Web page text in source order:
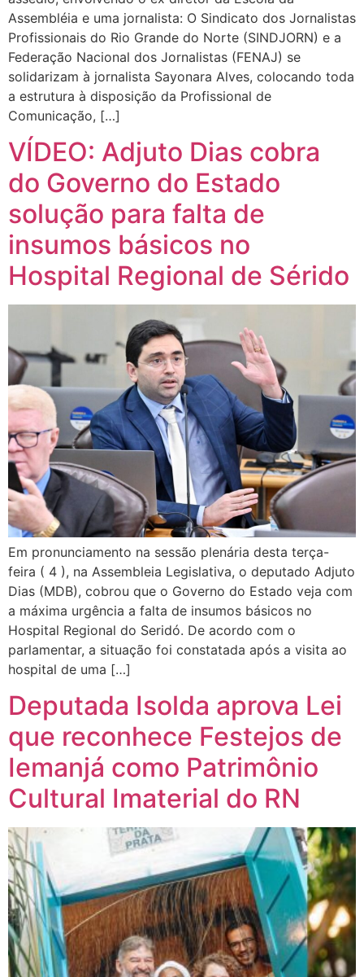
Assembléia e uma jornalista: O Sindicato dos Jornalistas
Profissionais do Rio Grande do Norte (SINDJORN) e a
Federação Nacional dos Jornalistas (FENAJ) se
solidarizam à jornalista Sayonara Alves, colocando toda
a estrutura à disposição da Profissional de
Comunicação, […]
VÍDEO: Adjuto Dias cobra
do Governo do Estado
solução para falta de
insumos básicos no
Hospital Regional de Sérido
Em pronunciamento na sessão plenária desta terça-
feira ( 4 ), na Assembleia Legislativa, o deputado Adjuto
Dias (MDB), cobrou que o Governo do Estado veja com
a máxima urgência a falta de insumos básicos no
Hospital Regional do Seridó. De acordo com o
parlamentar, a situação foi constatada após a visita ao
hospital de uma […]
Deputada Isolda aprova Lei
que reconhece Festejos de
Iemanjá como Patrimônio
Cultural Imaterial do RN